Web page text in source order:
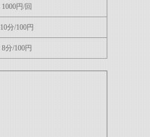
1000円/回
10分/100円
8分/100円